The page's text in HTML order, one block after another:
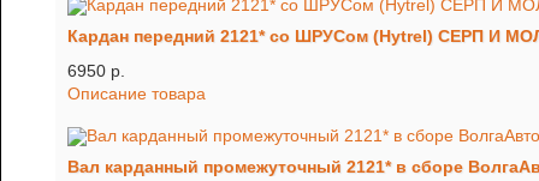
Кардан передний 2121* со ШРУСом (Hytrel) СЕРП И
6950 p.
Описание товара
Вал карданный промежуточный 2121* в сборе